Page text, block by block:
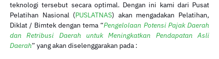
teknologi tersebut secara optimal. Dengan ini kami dari Pusat
Pelatihan Nasional (PUSLATNAS) akan mengadakan Pelatihan,
Diklat / Bimtek dengan tema “Pengelolaan Potensi Pajak Daerah
dan Retribusi Daerah untuk Meningkatkan Pendapatan Asli
Daerah” yang akan diselenggarakan pada :